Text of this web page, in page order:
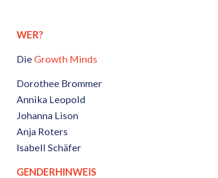
WER?
Die Growth Minds
Dorothee Brommer
Annika Leopold
Johanna Lison
Anja Roters
Isabell Schäfer
GENDERHINWEIS